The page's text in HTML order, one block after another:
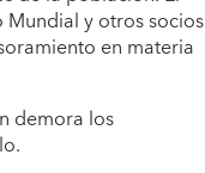
y otros socios
en materia
demora los